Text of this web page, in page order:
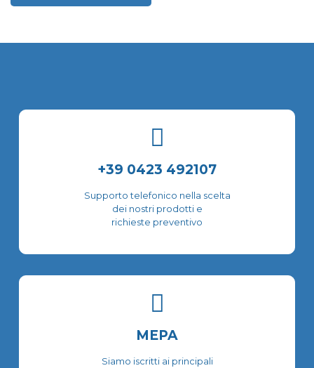
prodotto
scelte
Le
nella
pagina
+39 0423 492107
Supporto telefonico nella scelta
dei nostri prodotti e
richieste preventivo
MEPA
Siamo iscritti ai principali